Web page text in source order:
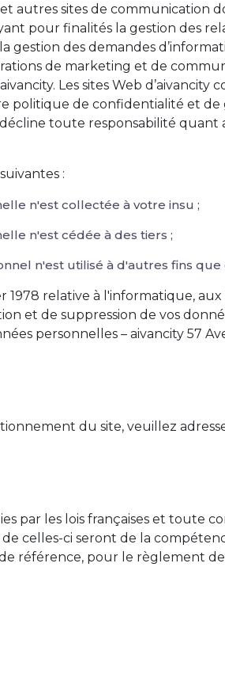
autres sites de communication
pour finalités la gestion des
gestion des demandes
de marketing et de
Les sites Web
politique de confidentialité et de
toute responsabilité quant
:
n'est collectée à votre insu ;
n'est cédée à des tiers ;
n'est utilisé à d'autres fins que
1978 relative à l'informatique,
et de suppression de vos
personnelles – aivancity 57
du site, veuillez
par les lois françaises et toute
celles-ci seront de la
de référence, pour le règlement